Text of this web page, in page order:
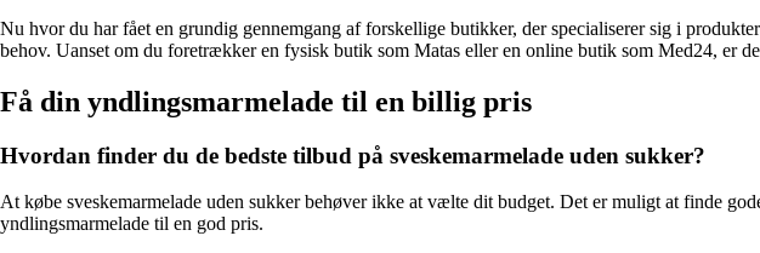
Nu hvor du har fået en grundig gennemgang af forskellige butikker, der specialiserer sig i
behov. Uanset om du foretrækker en fysisk butik som Matas eller en online butik som Med24, er
Få din yndlingsmarmelade til en billig pris
Hvordan finder du de bedste tilbud på sveskemarmelade uden sukker?
At købe sveskemarmelade uden sukker behøver ikke at vælte dit budget. Det er muligt at finde
yndlingsmarmelade til en god pris.